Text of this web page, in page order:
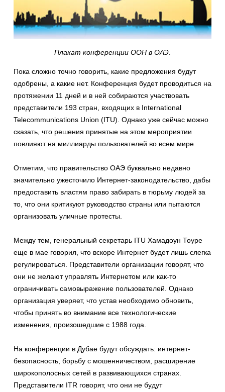
Плакат конференции ООН в ОАЭ
Пока сложно точно говорить, какие предложения будут
одобрены, а какие нет. Конференция будет проводиться на
протяжении 11 дней и в ней собираются участвовать
представители 193 стран, входящих в International
Telecommunications Union (ITU). Однако уже сейчас можно
сказать, что решения принятые на этом мероприятии
повлияют на миллиарды пользователей во всем мире.
Отметим, что правительство ОАЭ буквально недавно
значительно ужесточило Интернет-законодательство, дабы
предоставить властям право забирать в тюрьму людей за
то, что они критикуют руководство страны или пытаются
организовать уличные протесты.
Между тем, генеральный секретарь ITU Хамадоун Тоуре
еще в мае говорил, что вскоре Интернет будет лишь слегка
регулироваться. Представители организации говорят, что
они не желают управлять Интернетом или как-то
ограничивать самовыражение пользователей. Однако
организация уверяет, что устав необходимо обновить,
чтобы принять во внимание все технологические
изменения, произошедшие с 1988 года.
На конференции в Дубае будут обсуждать: интернет-
безопасность, борьбу с мошенничеством, расширение
широкополосных сетей в развивающихся странах.
Представители ITR говорят, что они не будут